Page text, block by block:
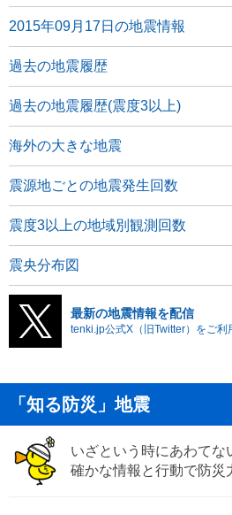
2015年09月17日の地震情報
過去の地震履歴
過去の地震履歴(震度3以上)
海外の大きな地震
震源地ごとの地震発生回数
震度3以上の地域別観測回数
震央分布図
最新の地震情報を配信
tenki.jp公式X（旧Twitter）をご利
「知る防災」地震
いざという時にあわてな
確かな情報と行動で防災